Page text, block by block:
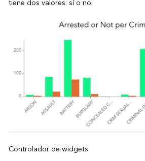
tiene dos valores: sí o no.
Controlador de widgets